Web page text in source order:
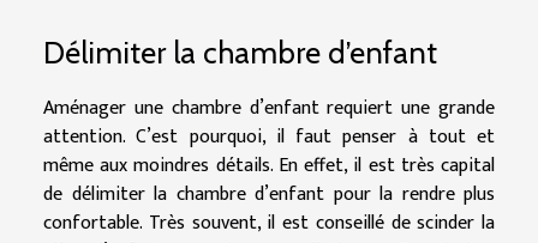
Délimiter la chambre d’enfant
Aménager une chambre d’enfant requiert une grande
attention. C’est pourquoi, il faut penser à tout et
même aux moindres détails. En effet, il est très capital
de délimiter la chambre d’enfant pour la rendre plus
confortable. Très souvent, il est conseillé de scinder la